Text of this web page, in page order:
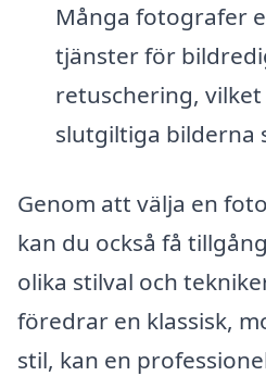
Många fotografer
tjänster för
retuschering,
slutgiltiga bilderna
Genom att välja en
kan du också få
olika stilval och
föredrar en klassisk,
stil, kan en